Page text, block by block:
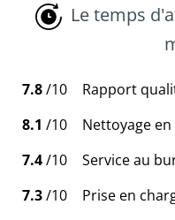
Le temps
7.8/10
Rapport
8.1 /10
Nettoyage
7.4/10
Service au
7.3/10
Prise en